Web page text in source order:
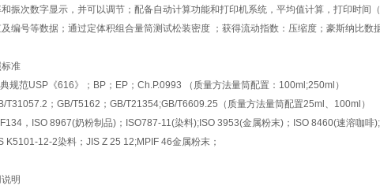
振次数字显示，并可以调节；配备自动计算功能和打印机系统，平均值计算，打印时间
编号等数据；通过定体积组合量筒测试松装密度 ；获得流动指数：压缩度；豪斯纳比数
准
规范USP《616》；BP；EP；Ch.P.0993 （质量方法量筒配置：100ml;250ml）
T31057.2；GB/T5162；GB/T21354;GB/T6609.25（质量方法量筒配置25ml、100ml）
，ISO 8967(奶粉制品)；ISO787-11(染料);ISO 3953(金属粉末)；ISO 8460(速溶咖啡
K5101-12-2染料；JIS Z 25 12;MPIF 46金属粉末；
明